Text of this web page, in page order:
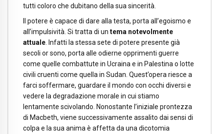
tutti coloro che dubitano della sua sincerità.
Il potere è capace di dare alla testa, porta all’egoismo e
all’impulsività. Si tratta di un tema notevolmente
attuale . Infatti la stessa sete di potere presente già
secoli or sono, porta alle odierne opprimenti guerre
come quelle combattute in Ucraina e in Palestina o lotte
civili cruenti come quella in Sudan. Quest’opera riesce a
farci soffermare, guardare il mondo con occhi diversi e
vedere la degradazione morale in cui stiamo
lentamente scivolando. Nonostante l’iniziale prontezza
di Macbeth, viene successivamente assalito dai sensi di
colpa e la sua anima è affetta da una dicotomia